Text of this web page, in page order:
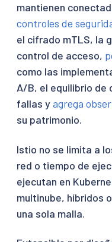
mantienen
controles de
el cifrado mTLS, la
control de acceso,
como las
A/B, el equilibrio de
fallas yagrega
su patrimonio.
Istio no se limita a
red o tiempo de
ejecutan en
multinube, híbridos
una sola malla.